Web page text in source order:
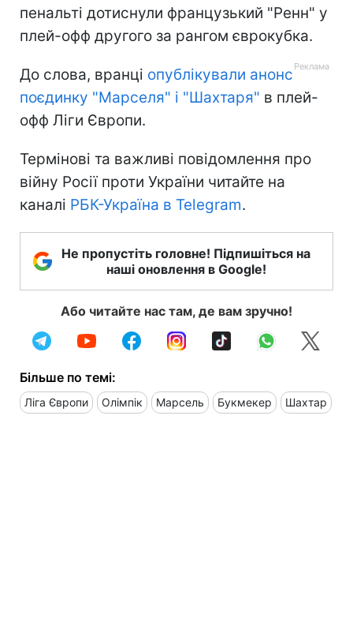
пенальті дотиснули французький "Ренн" у
плей-офф другого за рангом єврокубка.
До слова, вранці опублікували анонс
поєдинку "Марселя" і "Шахтаря" в плей-
офф Ліги Європи.
Термінові та важливі повідомлення про
війну Росії проти України читайте на
каналі РБК-Україна в Telegram.
Не пропустіть головне! Підпишіться на
наші оновлення в Google!
Або читайте нас там, де вам зручно!
Більше по темі:
Ліга Європи Олімпік Марсель Букмекер Шахтар